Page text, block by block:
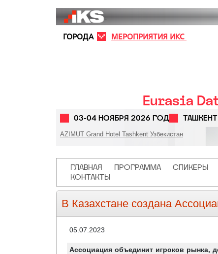
МЕРОПРИЯТИЯ ИКС
ГОРОДА
Eurasia
03-04 НОЯБРЯ 2026 ГОД ТАШКЕНТ
AZIMUT Grand Hotel Tashkent Узбекистан
Основная навигация
ГЛАВНАЯ ПРОГРАММА СПИКЕРЫ
КОНТАКТЫ
В Казахстане создана
05.07.2023
Ассоциация объединит игроков рынка,